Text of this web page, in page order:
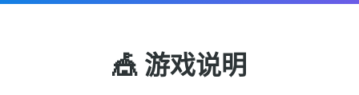
🎪 游戏说明